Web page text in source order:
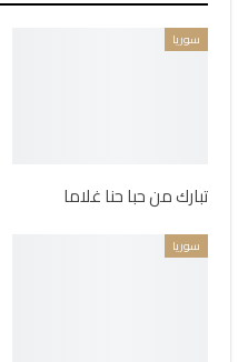
سوريا
تبارك من حبا حنا غلاما
سوريا